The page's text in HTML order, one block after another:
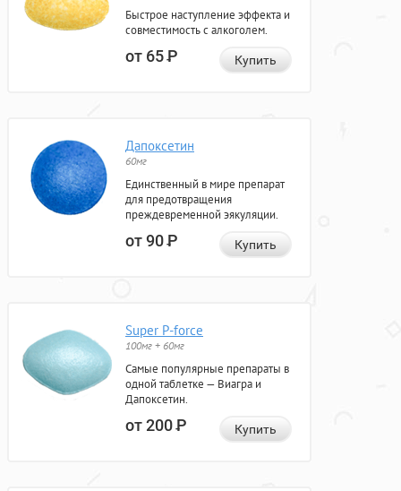
Быстрое наступление эффекта и
совместимость с алкоголем.
от 65Р Купить
Дапоксетин
60мг
Единственный в мире препарат
для предотвращения
преждевременной эякуляции.
от 90Р Купить
Super P-force
100мг + 60мг
Самые популярные препараты в
одной таблетке — Виагра и
Дапоксетин.
от 200Р Купить